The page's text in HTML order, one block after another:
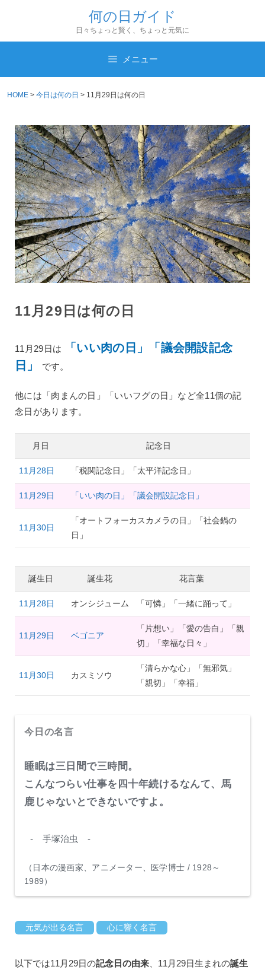
テ
何の日ガイド
日々ちょっと賢く、ちょっと元気に
メニュー
HOME > 今日は何の日 > 11月29日は何の日
11月29日は何の日
11月29日は
「いい肉の日」「議会開設記念
日」
です。
他には「肉まんの日」「いいフグの日」など全11個の記
念日があります。
月日 記念日
11月28日 「税関記念日」「太平洋記念日」
11月29日 「いい肉の日」「議会開設記念日」
11月30日
「オートフォーカスカメラの日」「社会鍋の
日」
誕生日 誕生花 花言葉
11月28日 オンシジューム 「可憐」「一緒に踊って」
11月29日 ベゴニア
「片想い」「愛の告白」「親
切」「幸福な日々」
11月30日 カスミソウ
「清らかな心」「無邪気」
「親切」「幸福」
今日の名言
睡眠は三日間で三時間。
こんなつらい仕事を四十年続けるなんて、馬
鹿じゃないとできないですよ。
- 手塚治虫 -
（日本の漫画家、アニメーター、医学博士 / 1928～
1989）
元気が出る名言 心に響く名言
以下では11月29日の記念日の由来 、11月29日生まれの誕生